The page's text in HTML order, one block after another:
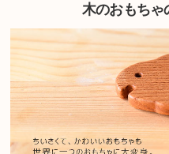
木のおもちゃ